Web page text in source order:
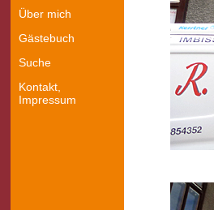
Über mich
Gästebuch
Suche
Kontakt,
Impressum